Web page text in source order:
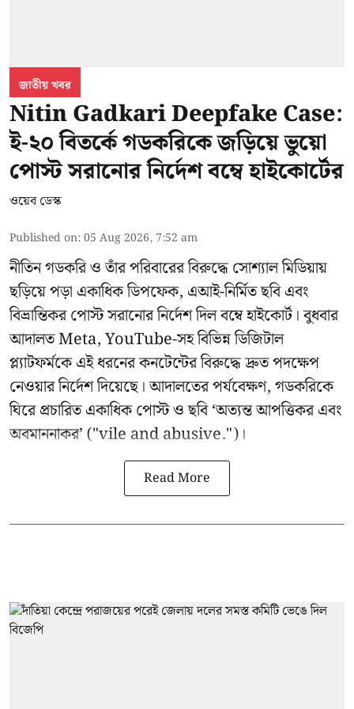
জাতীয় খবর
Nitin Gadkari Deepfake Case:
ই-২০ বিতর্কে গডকরিকে জড়িয়ে ভুয়ো
পোস্ট সরানোর নির্দেশ বম্বে হাইকোর্টের
ওয়েব ডেস্ক
Published on:05 Aug 2026, 7:52 am
নীতিন গডকরি ও তাঁর পরিবারের বিরুদ্ধে সোশ্যাল মিডিয়ায়
ছড়িয়ে পড়া একাধিক ডিপফেক, এআই-নির্মিত ছবি এবং
বিভ্রান্তিকর পোস্ট সরানোর নির্দেশ দিল বম্বে হাইকোর্ট। বুধবার
আদালত Meta, YouTube-সহ বিভিন্ন ডিজিটাল
প্ল্যাটফর্মকে এই ধরনের কনটেন্টের বিরুদ্ধে দ্রুত পদক্ষেপ
নেওয়ার নির্দেশ দিয়েছে। আদালতের পর্যবেক্ষণ, গডকরিকে
ঘিরে প্রচারিত একাধিক পোস্ট ও ছবি ‘অত্যন্ত আপত্তিকর এবং
অবমাননাকর’ ("vile and abusive.")।
Read More